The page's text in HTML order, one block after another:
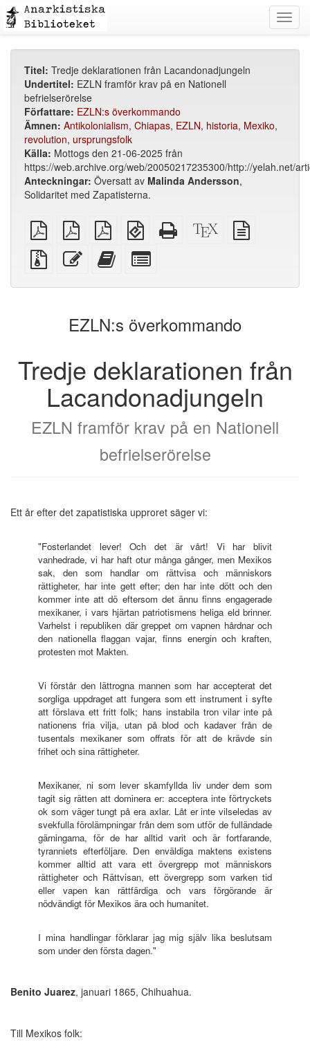
Titel: Tredje deklarationen från Lacandonadjungeln
Undertitel: EZLN framför krav på en Nationell
befrielserörelse
Författare: EZLN:s överkommando
Ämnen: Antikolonialism, Chiapas, EZLN, historia, Mexiko,
revolution, ursprungsfolk
Källa: Mottogs den 21-06-2025 från
https://web.archive.org/web/20050217235300/http://yelah.net/
Anteckningar: Översatt av Malinda Andersson,
Solidaritet med Zapatisterna.
plain
PDF
A4
imposed
PDF
Letter
imposed
PDF
EPUB
(för
mobila
enheter)
Fristående
HTML
XeLaTeX
källa
Källfiler
med
Redigera
denna
Lägg
text
bokskaparen
for
bookbuilder
EZLN:s överkommando
Tredje deklarationen från
Lacandonadjungeln
EZLN framför krav på en Nationell
befrielserörelse
Ett år efter det zapatistiska upproret säger vi:
"Fosterlandet lever! Och det är vårt! Vi har blivit
vanhedrade, vi har haft otur många gånger, men Mexikos
sak, den som handlar om rättvisa och människors
rättigheter, har inte gett efter; den har inte dött och den
kommer inte att dö eftersom det ännu finns engagerade
mexikaner, i vars hjärtan patriotismens heliga eld brinner.
Varhelst i republiken där greppet om vapnen hårdnar och
den nationella flaggan vajar, finns energin och kraften,
protesten mot Makten.
Vi förstår den lättrogna mannen som har accepterat det
sorgliga uppdraget att fungera som ett instrument i syfte
att förslava ett fritt folk; hans instabila tron vilar inte på
nationens fria vilja, utan på blod och kadaver från de
tusentals mexikaner som offrats för att de krävde sin
frihet och sina rättigheter.
Mexikaner, ni som lever skamfyllda liv under dem som
tagit sig rätten att dominera er: acceptera inte förtryckets
ok som väger tungt på era axlar. Låt er inte vilseledas av
svekfulla förolämpningar från dem som utför de fulländade
gärningarna, för de har alltid varit och är fortfarande,
tyranniets efterföljare. Den enväldiga maktens existens
kommer alltid att vara ett övergrepp mot människors
rättigheter och Rättvisan, ett övergrepp som varken tid
eller vapen kan rättfärdiga och vars förgörande är
nödvändigt för Mexikos ära och humanitet.
I mina handlingar förklarar jag mig själv lika beslutsam
som under den första dagen."
Benito Juarez, januari 1865, Chihuahua.
Till Mexikos folk: